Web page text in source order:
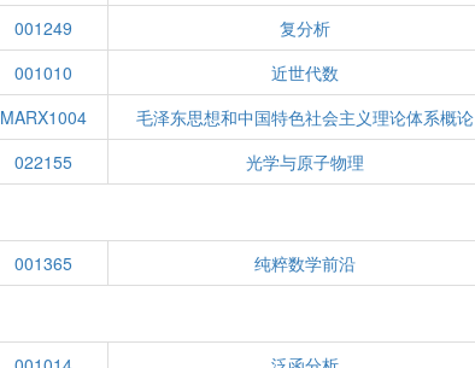
001249
复分析
001010
近世代数
MARX1004
毛泽东思想和中国特色社会主义理论体系概论
022155
光学与原子物理
001365 纯粹数学前沿